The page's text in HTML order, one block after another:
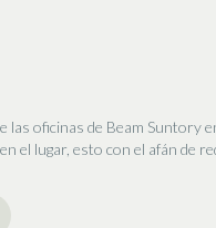
oficinas de Beam Suntory
lugar, esto con el afán de